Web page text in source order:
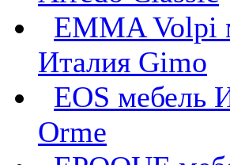
EMMA Volpi
Италия Gimo
EOS мебель
Orme